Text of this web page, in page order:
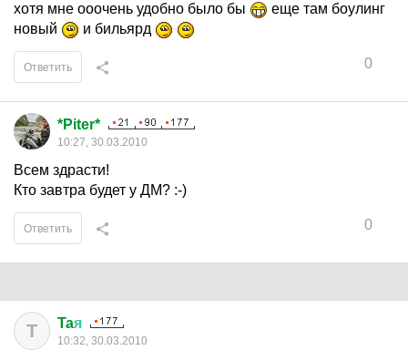
хотя мне ооочень удобно было бы
еще там боулинг
новый
и бильярд
0
Ответить
*Piter*
10:27, 30.03.2010
Всем здрасти!
Кто завтра будет у ДМ? :-)
0
Ответить
T Taя
10:32, 30.03.2010